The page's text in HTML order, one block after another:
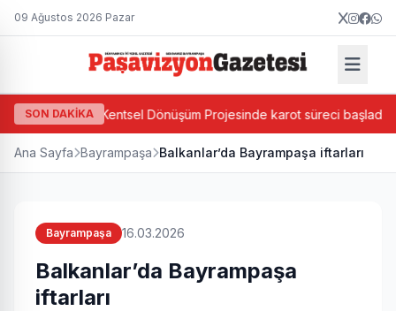
09 Ağustos 2026 Pazar
SON DAKİKA
Ada Bazlı Kentsel Dönüşüm Projesinde karot süreci başladı
Ana Sayfa Bayrampaşa Balkanlar’da Bayrampaşa iftarları
Bayrampaşa 16.03.2026
Balkanlar’da Bayrampaşa
iftarları